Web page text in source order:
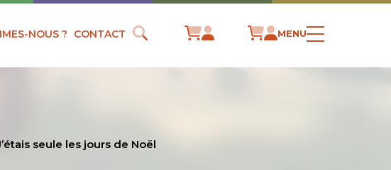
NOUS ? CONTACT MENU
seule les jours de Noël